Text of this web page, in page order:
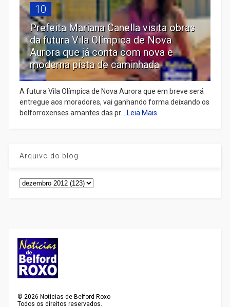
10
Prefeita Mariana Canella visita obras
da futura Vila Olímpica de Nova
Aurora que já conta com nova e
moderna pista de caminhada
A futura Vila Olímpica de Nova Aurora que em breve será
entregue aos moradores, vai ganhando forma deixando os
belforroxenses amantes das pr... Leia Mais
Arquivo do blog
©2026 Notícias de Belford Roxo
Todos os direitos reservados.